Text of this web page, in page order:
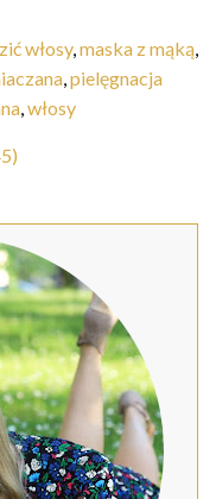
włosy,maska z mąką,
,pielęgnacja
,włosy